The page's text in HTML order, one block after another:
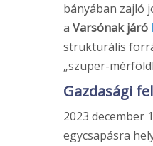
bányában zajló
a Varsónak járó
strukturális
„szuper-
Gazdasági
2023 december
egycsapásra